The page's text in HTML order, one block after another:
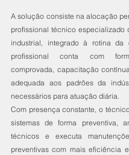
A solução consiste na alocação
profissional técnico especializado
industrial, integrado à rotina da
profissional conta com
comprovada, capacitação
adequada aos padrões da
necessários para atuação diária.
Com presença constante, o
sistemas de forma preventiva,
técnicos e executa
preventivas com mais eficiência